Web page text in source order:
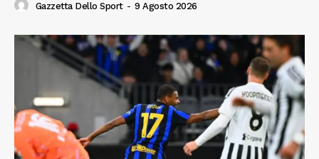
Gazzetta Dello Sport - 9 Agosto 2026